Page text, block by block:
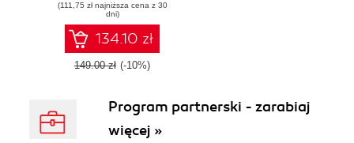
deploying high-
quality models
based on good
data
(111,75 zł najniższa cena z 30
dni)
134.10 zł
149.00 zł (-10%)
Program partnerski - zarabiaj
więcej »